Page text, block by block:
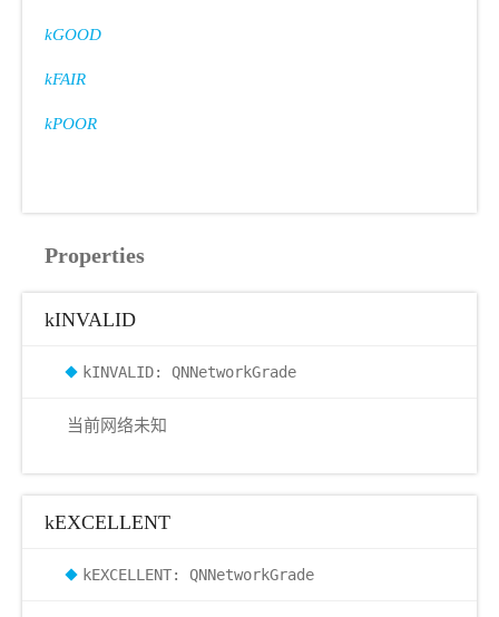
kGOOD
kFAIR
kPOOR
Properties
kINVALID
kINVALID: QNNetworkGrade
当前网络未知
kEXCELLENT
kEXCELLENT: QNNetworkGrade